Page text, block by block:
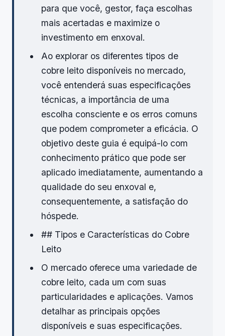
para que você, gestor, faça escolhas
mais acertadas e maximize o
investimento em enxoval.
Ao explorar os diferentes tipos de
cobre leito disponíveis no mercado,
você entenderá suas especificações
técnicas, a importância de uma
escolha consciente e os erros comuns
que podem comprometer a eficácia. O
objetivo deste guia é equipá-lo com
conhecimento prático que pode ser
aplicado imediatamente, aumentando a
qualidade do seu enxoval e,
consequentemente, a satisfação do
hóspede.
## Tipos e Características do Cobre
Leito
O mercado oferece uma variedade de
cobre leito, cada um com suas
particularidades e aplicações. Vamos
detalhar as principais opções
disponíveis e suas especificações.